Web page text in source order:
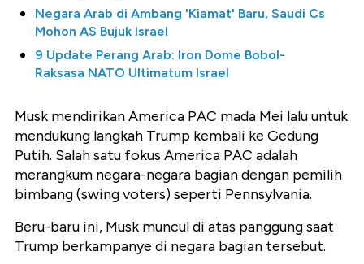
Negara Arab di Ambang 'Kiamat' Baru, Saudi Cs
Mohon AS Bujuk Israel
9 Update Perang Arab: Iron Dome Bobol-
Raksasa NATO Ultimatum Israel
Musk mendirikan America PAC mada Mei lalu untuk
mendukung langkah Trump kembali ke Gedung
Putih. Salah satu fokus America PAC adalah
merangkum negara-negara bagian dengan pemilih
bimbang (swing voters) seperti Pennsylvania.
Beru-baru ini, Musk muncul di atas panggung saat
Trump berkampanye di negara bagian tersebut.